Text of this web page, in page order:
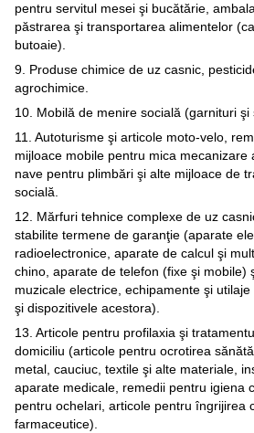
pentru servitul mesei şi bucătărie,
păstrarea şi transportarea alimentelor
butoaie).
9. Produse chimice de uz casnic,
agrochimice.
10. Mobilă de menire socială (garnituri şi
11. Autoturisme şi articole moto-velo,
mijloace mobile pentru mica mecanizare
nave pentru plimbări şi alte mijloace de
socială.
12. Mărfuri tehnice complexe de uz
stabilite termene de garanţie (aparate
radioelectronice, aparate de calcul şi
chino, aparate de telefon (fixe şi mobile)
muzicale electrice, echipamente şi
şi dispozitivele acestora).
13. Articole pentru profilaxia şi
domiciliu (articole pentru ocrotirea
metal, cauciuc, textile şi alte materiale,
aparate medicale, remedii pentru igiena
pentru ochelari, articole pentru îngrijirea
farmaceutice).